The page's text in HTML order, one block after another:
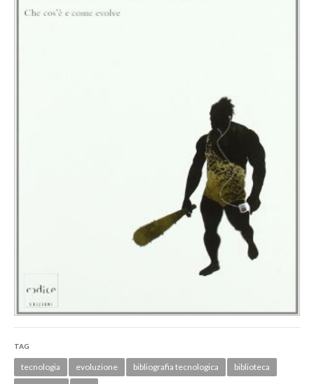
TAG
tecnologia evoluzione bibliografia tecnologica
biblioteca